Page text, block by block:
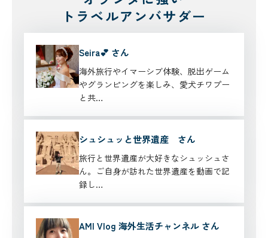
トラベルアンバサダー
Seira💕 さん
海外旅行やイマーシブ体験、脱出ゲーム
やグランピングを楽しみ、愛犬チワプー
と共…
シュシュッと世界遺産 さん
旅行と世界遺産が大好きなシュッシュさ
ん。ご自身が訪れた世界遺産を動画で記
録し…
AMI Vlog 海外生活チャンネル さん